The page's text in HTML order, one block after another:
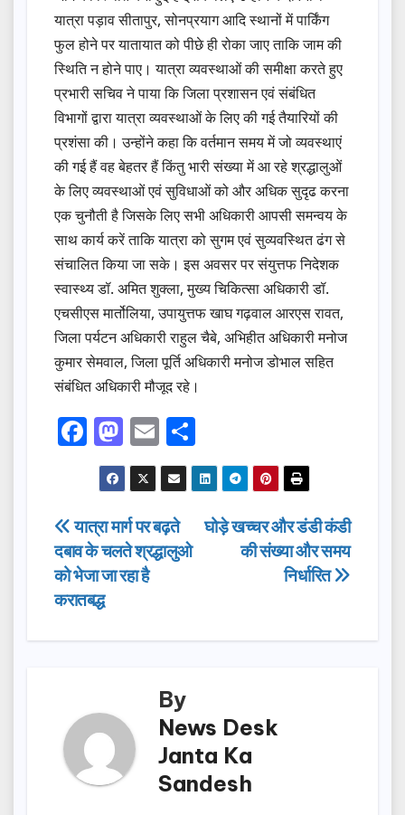
यात्रा पड़ाव सीतापुर, सोनप्रयाग आदि स्थानों में पार्किंग
फुल होने पर यातायात को पीछे ही रोका जाए ताकि जाम की
स्थिति न होने पाए। यात्रा व्यवस्थाओं की समीक्षा करते हुए
प्रभारी सचिव ने पाया कि जिला प्रशासन एवं संबंधित
विभागों द्वारा यात्रा व्यवस्थाओं के लिए की गई तैयारियों की
प्रशंसा की। उन्होंने कहा कि वर्तमान समय में जो व्यवस्थाएं
की गई हैं वह बेहतर हैं किंतु भारी संख्या में आ रहे श्रद्धालुओं
के लिए व्यवस्थाओं एवं सुविधाओं को और अधिक सुदृढ करना
एक चुनौती है जिसके लिए सभी अधिकारी आपसी समन्वय के
साथ कार्य करें ताकि यात्रा को सुगम एवं सुव्यवस्थित ढंग से
संचालित किया जा सके। इस अवसर पर संयुत्तफ निदेशक
स्वास्थ्य डॉ. अमित शुक्ला, मुख्य चिकित्सा अधिकारी डॉ.
एचसीएस मार्तोलिया, उपायुत्तफ खाघ गढ़वाल आरएस रावत,
जिला पर्यटन अधिकारी राहुल चैबे, अभिहीत अधिकारी मनोज
कुमार सेमवाल, जिला पूर्ति अधिकारी मनोज डोभाल सहित
संबंधित अधिकारी मौजूद रहे।
F
a
c
e
b
o
o
k
M
a
st
o
d
o
E
m
ail
h
ar
e
Post
navigation
घोड़े खच्चर और डंडी कंडी
की संख्या और समय
निर्धारित
यात्रा मार्ग पर बढ़ते
दबाव के चलते श्रद्धालुओ
को भेजा जा रहा है
करातबद्ध
By
News Desk
Janta Ka
Sandesh